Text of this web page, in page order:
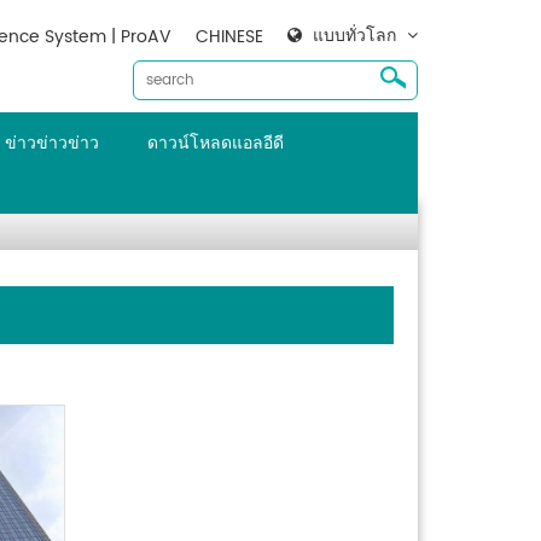
แบบทั่วโลก
CHINESE
System | ProAV
ข่าวข่าวข่าว ดาวน์โหลดแอลอีดี